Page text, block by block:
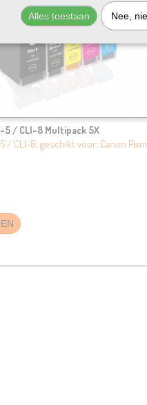
5 / CLI-8 Multipack 5X
/ CLI-8, geschikt voor: Canon
Alles toestaan Nee,